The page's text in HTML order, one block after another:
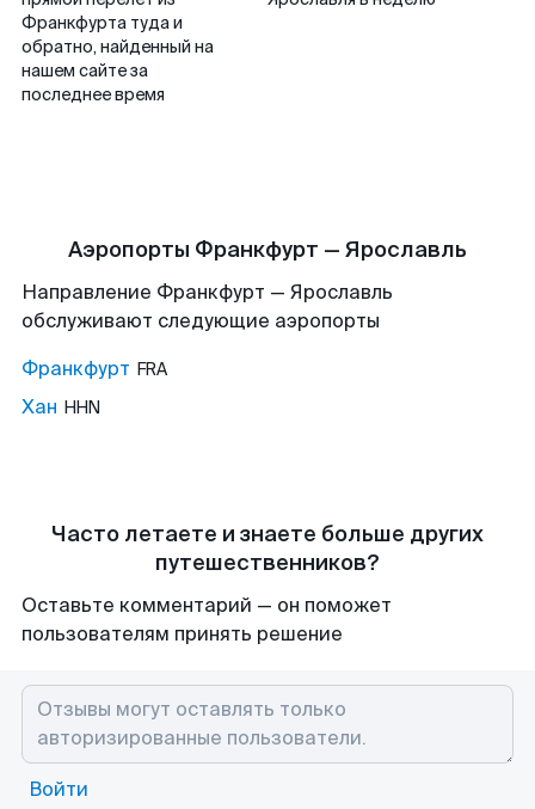
Франкфурта туда и
обратно, найденный на
нашем сайте за
последнее время
Аэропорты Франкфурт — Ярославль
Направление Франкфурт — Ярославль
обслуживают следующие аэропорты
Франкфурт FRA
Хан HHN
Часто летаете и знаете больше других
путешественников?
Оставьте комментарий — он поможет
пользователям принять решение
Войти